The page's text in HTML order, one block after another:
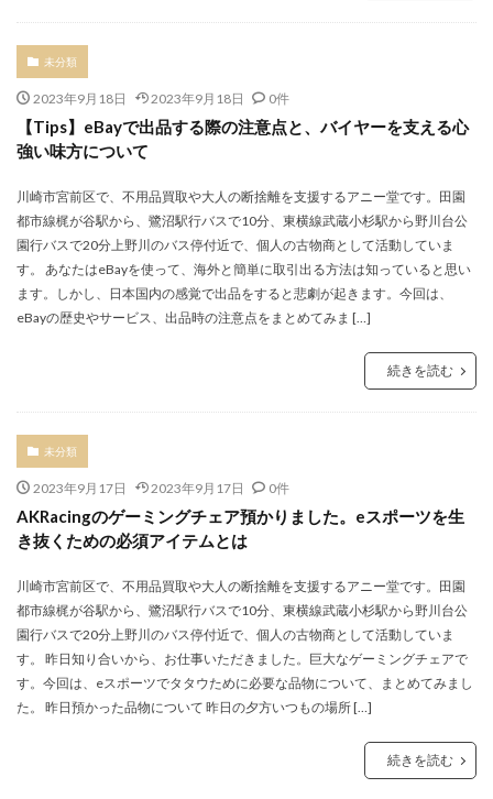
未分類
2023年9月18日 2023年9月18日 0件
【Tips】eBayで出品する際の注意点と、バイヤーを支える心
強い味方について
川崎市宮前区で、不用品買取や大人の断捨離を支援するアニー堂です。田園
都市線梶が谷駅から、鷺沼駅行バスで10分、東横線武蔵小杉駅から野川台公
園行バスで20分上野川のバス停付近で、個人の古物商として活動していま
す。 あなたはeBayを使って、海外と簡単に取引出る方法は知っていると思い
ます。しかし、日本国内の感覚で出品をすると悲劇が起きます。今回は、
eBayの歴史やサービス、出品時の注意点をまとめてみま […]
続きを読む
未分類
2023年9月17日 2023年9月17日 0件
AKRacingのゲーミングチェア預かりました。eスポーツを生
き抜くための必須アイテムとは
川崎市宮前区で、不用品買取や大人の断捨離を支援するアニー堂です。田園
都市線梶が谷駅から、鷺沼駅行バスで10分、東横線武蔵小杉駅から野川台公
園行バスで20分上野川のバス停付近で、個人の古物商として活動していま
す。 昨日知り合いから、お仕事いただきました。巨大なゲーミングチェアで
す。今回は、eスポーツでタタウために必要な品物について、まとめてみまし
た。 昨日預かった品物について 昨日の夕方いつもの場所 […]
続きを読む